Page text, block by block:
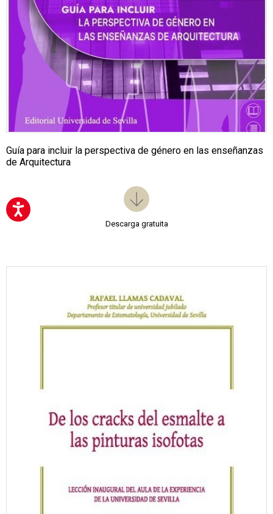
Guía para incluir la perspectiva de género en las enseñanzas
de Arquitectura
Descarga gratuita